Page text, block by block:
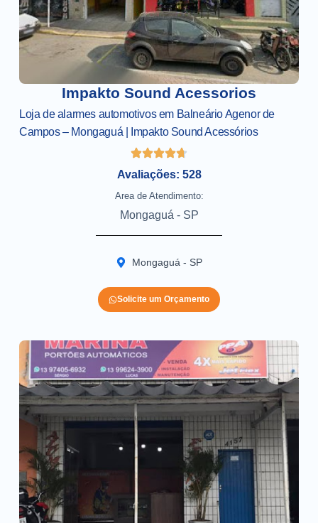
Impakto Sound Acessorios
Loja de alarmes automotivos em Balneário Agenor de
Campos – Mongaguá | Impakto Sound Acessórios
Avaliações: 528
Area de Atendimento:
Mongaguá - SP
Mongaguá - SP
Solicite um Orçamento